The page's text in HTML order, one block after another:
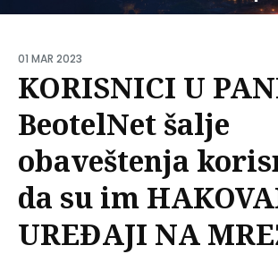
01 MAR 2023
KORISNICI U
BeotelNet šalje
obaveštenja
da su im
UREĐAJI NA